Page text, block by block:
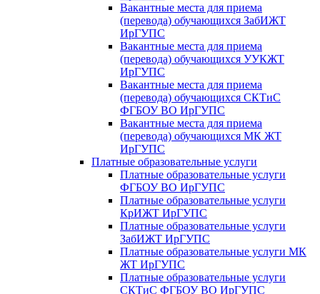
Вакантные места для приема
(перевода) обучающихся ЗабИЖТ
ИрГУПС
Вакантные места для приема
(перевода) обучающихся УУКЖТ
ИрГУПС
Вакантные места для приема
(перевода) обучающихся СКТиС
ФГБОУ ВО ИрГУПС
Вакантные места для приема
(перевода) обучающихся МК ЖТ
ИрГУПС
Платные образовательные услуги
Платные образовательные услуги
ФГБОУ ВО ИрГУПС
Платные образовательные услуги
КрИЖТ ИрГУПС
Платные образовательные услуги
ЗабИЖТ ИрГУПС
Платные образовательные услуги МК
ЖТ ИрГУПС
Платные образовательные услуги
СКТиС ФГБОУ ВО ИрГУПС